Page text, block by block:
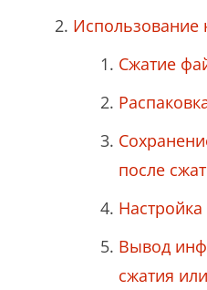
Использование
Сжатие
после
Вывод
сжатия